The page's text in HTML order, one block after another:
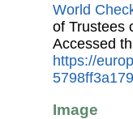
World
of Trustees
Accessed
https://
Image